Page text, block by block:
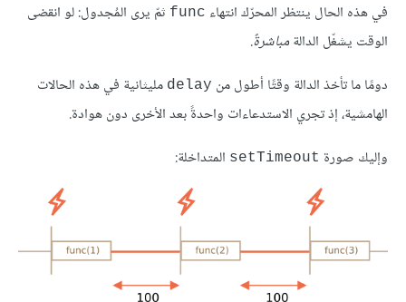
في هذه الحال ينتظر المحرّك انتهاء ‎func‎ ثمّ يرى المُجدول: لو انقضى
الوقت يشغّل الدالةمباشرةً.
دومًا ما تأخذ الدالة وقتًا أطول من ‎delay‎ مليثانية في هذه الحالات
الهامشية، إذ تجري الاستدعاءات واحدةً بعد الأخرى دون هوادة.
وإليك صورة ‎setTimeout‎ المتداخلة: